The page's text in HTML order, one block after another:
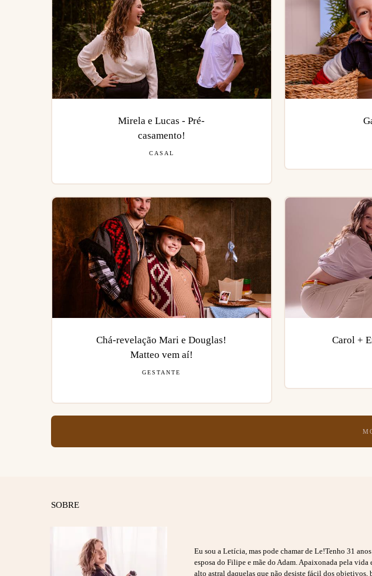
Mirela e Lucas - Pré-
casamento!
CASAL
Chá-revelação Mari e Douglas!
Matteo vem aí!
GESTANTE
Carol +
SOBRE
Eu sou a Letícia, mas pode chamar de Le!Tenho 31
esposa do Filipe e mãe do Adam. Apaixonada pela vida
alto astral daquelas que não desiste fácil dos objetivos,